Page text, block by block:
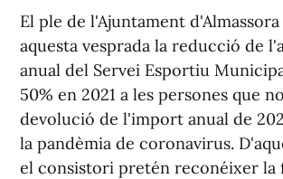
El ple de l'Ajuntament
aquesta vesprada la reducció de
anual del Servei Esportiu
50% en 2021 a les persones que
devolució de l'import anual de
la pandèmia de coronavirus.
el consistori pretén reconéixer la